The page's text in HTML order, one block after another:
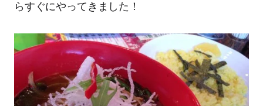
らすぐにやってきました！